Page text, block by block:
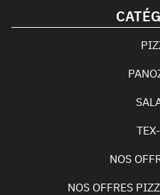
NOS
NOS OFFRES